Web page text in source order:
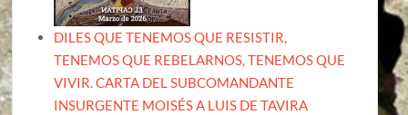
DILES QUE TENEMOS QUE RESISTIR,
TENEMOS QUE REBELARNOS, TENEMOS QUE
VIVIR. CARTA DEL SUBCOMANDANTE
INSURGENTE MOISÉS A LUIS DE TAVIRA